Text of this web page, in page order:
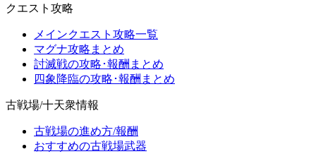
クエスト攻略
メインクエスト攻略一覧
マグナ攻略まとめ
討滅戦の攻略･報酬まとめ
四象降臨の攻略･報酬まとめ
古戦場/十天衆情報
古戦場の進め方/報酬
おすすめの古戦場武器